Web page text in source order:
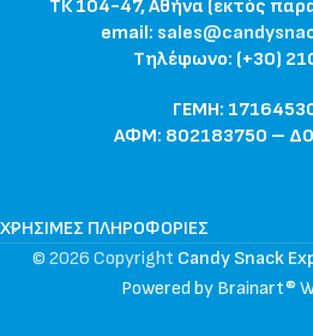
ΤΚ 104-47, Αθήνα (εκτός
email:
Τηλέφωνο: (+30)
ΓΕΜΗ:
ΑΦΜ: 802183750 –
ΧΡΉΣΙΜΕΣ ΠΛΗΡΟΦΟΡΊΕΣ
© 2026 Copyright Candy Snack
Powered by Brainart®